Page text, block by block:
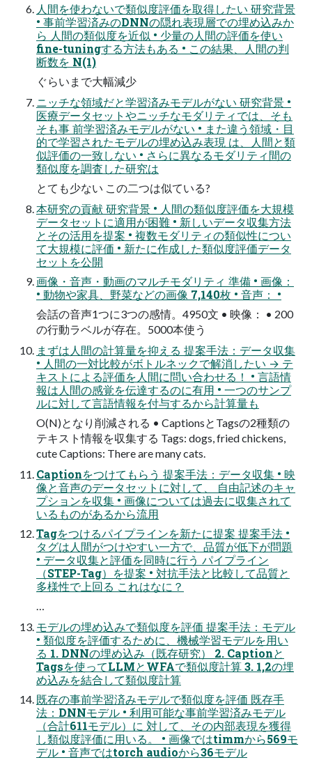
人間を使わないで類似度評価を取得したい 研究背景
• 事前学習済みのDNNの隠れ表現層での埋め込みか
ら 人間の類似度を近似 • 少量の人間の評価を使い
fine-tuningする方法もある • この結果、人間の判
断数を N(1)
ぐらいまで大幅減少
ニッチな領域だと学習済みモデルがない 研究背景 •
医療データセットやニッチなモダリティでは、そも
そも事 前学習済みモデルがない • また違う領域・目
的で学習されたモデルの埋め込み表現 は、人間と類
似評価の一致しない • さらに異なるモダリティ間の
類似度を調査した研究は
とても少ない この二つは似ている?
本研究の貢献 研究背景 • 人間の類似度評価を大規模
データセットに適用が困難 • 新しいデータ収集方法
とその活用を提案 • 複数モダリティの類似性につい
て大規模に評価 • 新たに作成した類似度評価データ
セットを公開
画像・音声・動画のマルチモダリティ 準備 • 画像：
• 動物や家具、野菜などの画像 7,140枚 • 音声： •
会話の音声1つに3つの感情。4950文 • 映像： • 200
の行動ラベルが存在。5000本使う
まずは人間の計算量を抑える 提案手法：データ収集
• 人間の一対比較がボトルネックで解消したい → テ
キストによる評価を人間に問い合わせる！ • 言語情
報は人間の感覚を伝達するのに有用 • 一つのサンプ
ルに対して言語情報を付与するから計算量も
O(N)となり削減される • CaptionsとTagsの2種類の
テキスト情報を収集する Tags: dogs, fried chickens,
cute Captions: There are many cats.
Captionをつけてもらう 提案手法：データ収集 • 映
像と音声のデータセットに対して、 自由記述のキャ
プションを収集 • 画像については過去に収集されて
いるものがあるから流用
Tagをつけるパイプラインを新たに提案 提案手法 •
タグは人間がつけやすい一方で、品質が低下が問題
• データ収集と評価を同時に行う パイプライン
（STEP-Tag）を提案 • 対抗手法と比較して品質と
多様性で上回る これはなに？
…
モデルの埋め込みで類似度を評価 提案手法：モデル
• 類似度を評価するために、機械学習モデルを用い
る 1. DNNの埋め込み（既存研究） 2. Captionと
Tagsを使ってLLMとWFAで類似度計算 3. 1,2の埋
め込みを結合して類似度計算
既存の事前学習済みモデルで類似度を評価 既存手
法：DNNモデル • 利用可能な事前学習済みモデル
（合計611モデル）に 対して、その内部表現を獲得
し類似度評価に用いる。 • 画像ではtimmから569モ
デル • 音声ではtorch audioから36モデル